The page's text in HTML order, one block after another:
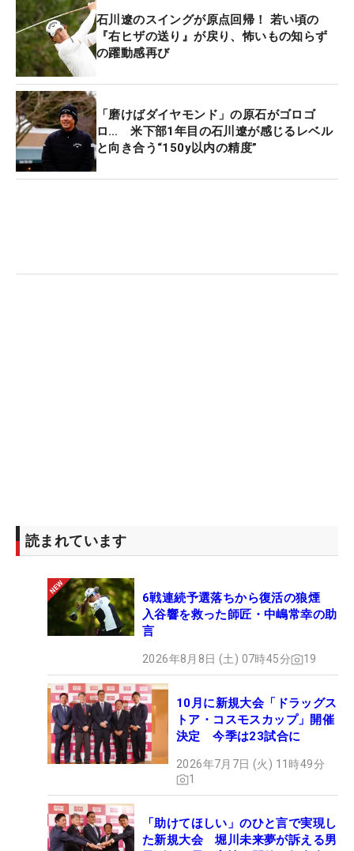
基本的な使用方法は、ポールの先端（ゴム部分）を
パターヘッド上部に当て、反対側のグリップエンド
を胸付近に固定するというもの。これにより体とヘ
ッドの位置関係が一定に保たれ、振り子運動のスト
ローク半径が安定。結果として、振り幅の再現性が
高まり、直線的で安定したストロークの習得につな
がる。
パターコーチ・橋本真和氏の監修のもと開発された （撮影：ALBA）
石川遼のスイングが原点回帰！ 若い頃の
『右ヒザの送り』が戻り、怖いもの知らず
の躍動感再び
「磨けばダイヤモンド」の原石がゴロゴ
ロ… 米下部1年目の石川遼が感じるレベル
と向き合う“150y以内の精度”
読まれています
6戦連続予選落ちから復活の狼煙
入谷響を救った師匠・中嶋常幸の助
言
2026年8月8日 (土) 07時45分 19
10月に新規大会「ドラッグス
トア・コスモスカップ」開催
決定 今季は23試合に
2026年7月7日 (火) 11時49分
1
「助けてほしい」のひと言で実現し
た新規大会 堀川未来夢が訴える男